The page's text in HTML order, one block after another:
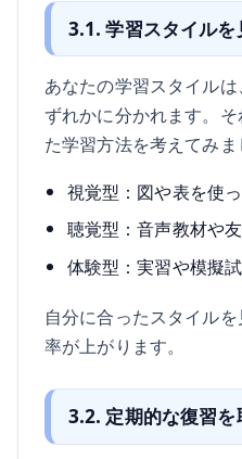
3.1. 学習スタイルを
あなたの学習スタイル
ずれかに分かれます。
た学習方法を考えてみま
視覚型：図や表を使
聴覚型：音声教材や
体験型：実習や模擬
自分に合ったスタイル
率が上がります。
3.2. 定期的な復習を